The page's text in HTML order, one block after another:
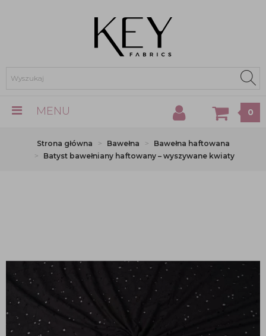
MENU 0
Strona główna Bawełna
Bawełna haftowana
Batyst bawełniany haftowany – wyszywane kwiaty